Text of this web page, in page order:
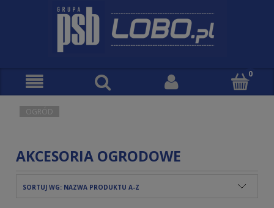
OGRÓD
AKCESORIA OGRODOWE
SORTUJ WG: NAZWA PRODUKTU A-Z